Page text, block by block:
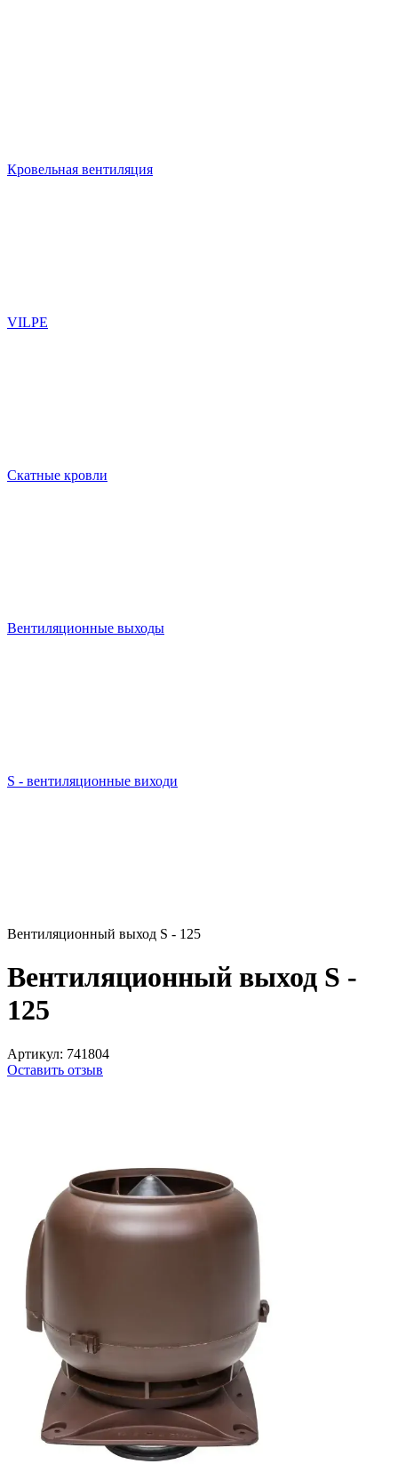
Кровельная вентиляция
VILPE
Скатные кровли
Вентиляционные выходы
S - вентиляционные виходи
Вентиляционный выход S - 125
Вентиляционный выход S -
125
Артикул: 741804
Оставить отзыв